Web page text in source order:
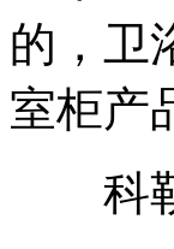
的，卫
室柜产
科勒